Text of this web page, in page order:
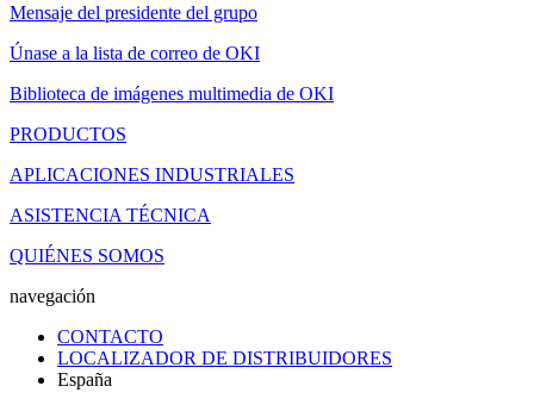
Mensaje del presidente del grupo
Únase a la lista de correo de OKI
Biblioteca de imágenes multimedia de OKI
PRODUCTOS
APLICACIONES INDUSTRIALES
ASISTENCIA TÉCNICA
QUIÉNES SOMOS
navegación
CONTACTO
LOCALIZADOR DE DISTRIBUIDORES
España